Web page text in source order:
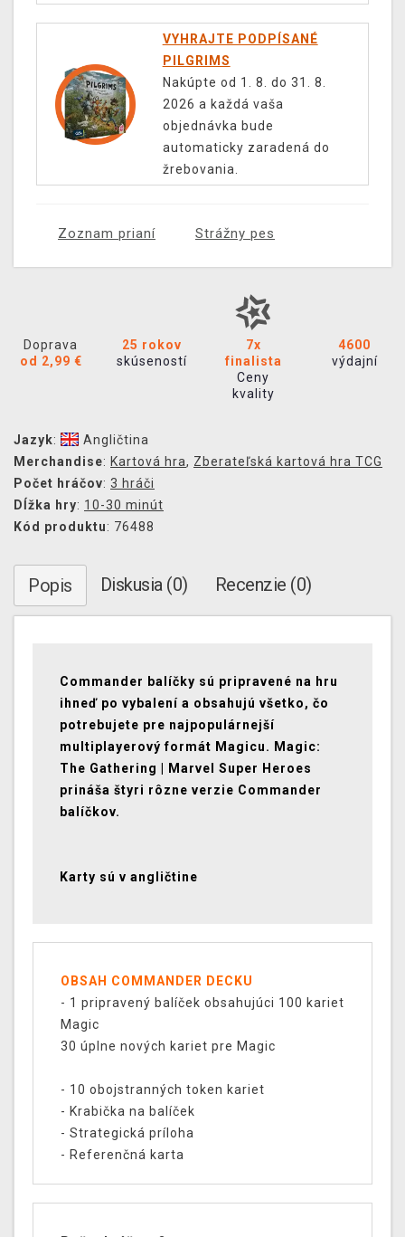
VYHRAJTE PODPÍSANÉ
PILGRIMS
Nakúpte od 1. 8. do 31. 8.
2026 a každá vaša
objednávka bude
automaticky zaradená do
žrebovania.
Zoznam prianí Strážny pes
Doprava
od 2,99 €
25 rokov
skúseností
7x
finalista
Ceny
kvality
4600
výdajní
Jazyk:
Angličtina
Merchandise: Kartová hra, Zberateľská kartová hra TCG
Počet hráčov: 3 hráči
Dĺžka hry: 10-30 minút
Kód produktu: 76488
Popis Diskusia (0) Recenzie (0)
Commander balíčky sú pripravené na hru
ihneď po vybalení a obsahujú všetko, čo
potrebujete pre najpopulárnejší
multiplayerový formát Magicu. Magic:
The Gathering | Marvel Super Heroes
prináša štyri rôzne verzie Commander
balíčkov.
Karty sú v angličtine
OBSAH COMMANDER DECKU
- 1 pripravený balíček obsahujúci 100 kariet
Magic
30 úplne nových kariet pre Magic
- 10 obojstranných token kariet
- Krabička na balíček
- Strategická príloha
- Referenčná karta